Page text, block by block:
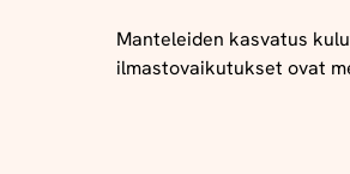
Manteleiden kasvatus
ilmastovaikutukset ovat